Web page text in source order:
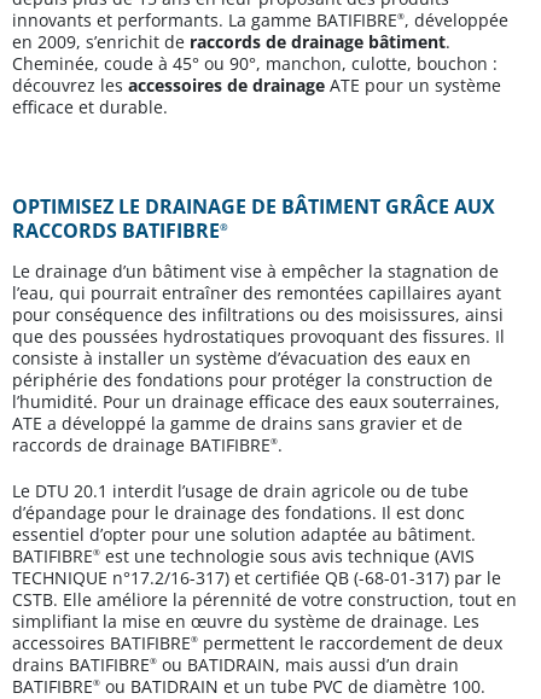
innovants et performants. La gamme BATIFIBRE®, développée
en 2009, s’enrichit de raccords de drainage bâtiment.
Cheminée, coude à 45° ou 90°, manchon, culotte, bouchon :
découvrez les accessoires de drainage ATE pour un système
efficace et durable.
OPTIMISEZ LE DRAINAGE DE BÂTIMENT GRÂCE AUX
RACCORDS BATIFIBRE®
Le drainage d’un bâtiment vise à empêcher la stagnation de
l’eau, qui pourrait entraîner des remontées capillaires ayant
pour conséquence des infiltrations ou des moisissures, ainsi
que des poussées hydrostatiques provoquant des fissures. Il
consiste à installer un système d’évacuation des eaux en
périphérie des fondations pour protéger la construction de
l’humidité. Pour un drainage efficace des eaux souterraines,
ATE a développé la gamme de drains sans gravier et de
raccords de drainage BATIFIBRE®.
Le DTU 20.1 interdit l’usage de drain agricole ou de tube
d’épandage pour le drainage des fondations. Il est donc
essentiel d’opter pour une solution adaptée au bâtiment.
BATIFIBRE® est une technologie sous avis technique (AVIS
TECHNIQUE n°17.2/16-317) et certifiée QB (-68-01-317) par le
CSTB. Elle améliore la pérennité de votre construction, tout en
simplifiant la mise en œuvre du système de drainage. Les
accessoires BATIFIBRE® permettent le raccordement de deux
drains BATIFIBRE® ou BATIDRAIN, mais aussi d’un drain
BATIFIBRE® ou BATIDRAIN et un tube PVC de diamètre 100.